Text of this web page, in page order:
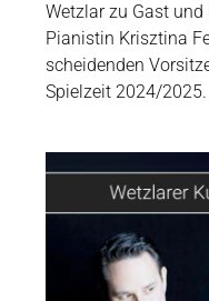
Wetzlar zu Gast
Pianistin Krisztina
scheidenden
Spielzeit 2024/2025.